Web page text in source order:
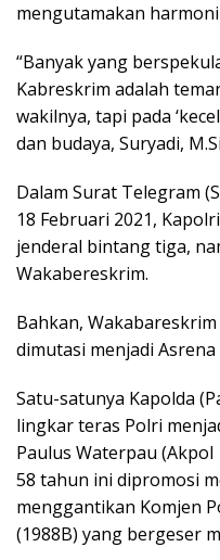
mengutamakan harmoni
“Banyak yang
Kabreskrim adalah
wakilnya, tapi pada
dan budaya, Suryadi,
Dalam Surat Telegram
18 Februari 2021,
jenderal bintang tiga,
Wakabereskrim.
Bahkan,
dimutasi menjadi Asrena
Satu-satunya Kapolda
lingkar teras Polri
Paulus Waterpau (Akpol
58 tahun ini dipromosi
menggantikan Komjen
(1988B) yang bergeser